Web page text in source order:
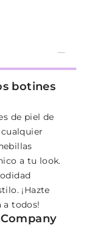
botines
de piel de
a tu look.
¡Hazte
a todos!